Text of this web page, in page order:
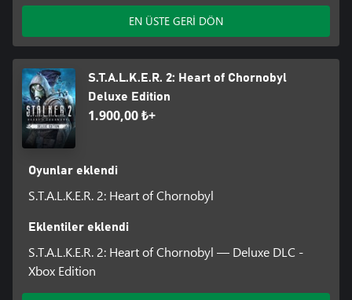
Modlar da dâhil olmak üzere oyunun belirli özelliklerine Xbox
çocuk hesapları erişemeyebilir. Xbox'ta çocuklar, yerel yasalar
aksini belirtmediği sürece 13 yaşın altındaki oyuncu olarak
tanımlanır.
EN ÜSTE GERİ DÖN
S.T.A.L.K.E.R. 2: Heart of Chornobyl
Deluxe Edition
1.900,00 ₺+
Oyunlar eklendi
S.T.A.L.K.E.R. 2: Heart of Chornobyl
Eklentiler eklendi
S.T.A.L.K.E.R. 2: Heart of Chornobyl — Deluxe DLC -
Xbox Edition